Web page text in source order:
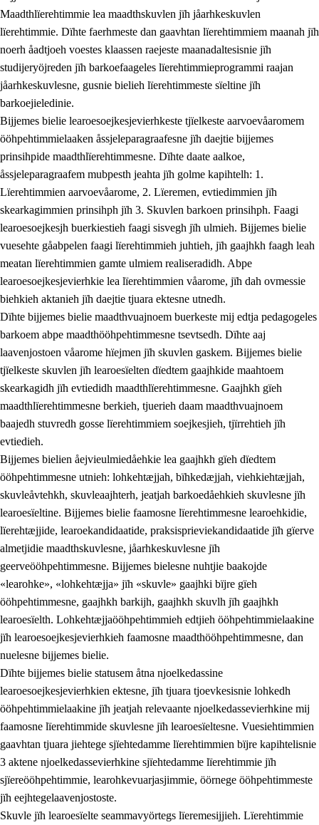
Maadthlïerehtimmie lea maadthskuvlen jïh jåarhkeskuvlen
lïerehtimmie. Dïhte faerhmeste dan gaavhtan lïerehtimmiem maanah jïh
noerh åadtjoeh voestes klaassen raejeste maanadaltesisnie jïh
studijeryöjreden jïh barkoefaageles lïerehtimmieprogrammi raajan
jåarhkeskuvlesne, gusnie bielieh lïerehtimmeste sïeltine jïh
barkoejieledinie.
Bijjemes bielie learoesoejkesjevierhkeste tjïelkeste aarvoevåaromem
ööhpehtimmielaaken åssjeleparagraafesne jïh daejtie bijjemes
prinsihpide maadthlïerehtimmesne. Dïhte daate aalkoe,
åssjeleparagraafem mubpesth jeahta jïh golme kapihtelh: 1.
Lïerehtimmien aarvoevåarome, 2. Lïeremen, evtiedimmien jïh
skearkagimmien prinsihph jïh 3. Skuvlen barkoen prinsihph. Faagi
learoesoejkesjh buerkiestieh faagi sisvegh jïh ulmieh. Bijjemes bielie
vuesehte gåabpelen faagi lïerehtimmieh juhtieh, jïh gaajhkh faagh leah
meatan lïerehtimmien gamte ulmiem realiseradidh. Abpe
learoesoejkesjevierhkie lea lïerehtimmien våarome, jïh dah ovmessie
biehkieh aktanieh jïh daejtie tjuara ektesne utnedh.
Dïhte bijjemes bielie maadthvuajnoem buerkeste mij edtja pedagogeles
barkoem abpe maadthööhpehtimmesne tsevtsedh. Dïhte aaj
laavenjostoen våarome hïejmen jïh skuvlen gaskem. Bijjemes bielie
tjïelkeste skuvlen jïh learoesïelten dïedtem gaajhkide maahtoem
skearkagidh jïh evtiedidh maadthlïerehtimmesne. Gaajhkh gïeh
maadthlïerehtimmesne berkieh, tjuerieh daam maadthvuajnoem
baajedh stuvredh gosse lïerehtimmiem soejkesjieh, tjïrrehtieh jïh
evtiedieh.
Bijjemes bielien åejvieulmiedåehkie lea gaajhkh gïeh dïedtem
ööhpehtimmesne utnieh: lohkehtæjjah, bïhkedæjjah, viehkiehtæjjah,
skuvleåvtehkh, skuvleaajhterh, jeatjah barkoedåehkieh skuvlesne jïh
learoesïeltine. Bijjemes bielie faamosne lïerehtimmesne learoehkidie,
lïerehtæjjide, learoekandidaatide, praksisprieviekandidaatide jïh gïerve
almetjidie maadthskuvlesne, jåarhkeskuvlesne jïh
geerveööhpehtimmesne. Bijjemes bielesne nuhtjie baakojde
«learohke», «lohkehtæjja» jïh «skuvle» gaajhki bïjre gïeh
ööhpehtimmesne, gaajhkh barkijh, gaajhkh skuvlh jïh gaajhkh
learoesïelth. Lohkehtæjjaööhpehtimmieh edtjieh ööhpehtimmielaakine
jïh learoesoejkesjevierhkieh faamosne maadthööhpehtimmesne, dan
nuelesne bijjemes bielie.
Dïhte bijjemes bielie statusem åtna njoelkedassine
learoesoejkesjevierhkien ektesne, jïh tjuara tjoevkesisnie lohkedh
ööhpehtimmielaakine jïh jeatjah relevaante njoelkedassevierhkine mij
faamosne lïerehtimmide skuvlesne jïh learoesïeltesne. Vuesiehtimmien
gaavhtan tjuara jiehtege sjïehtedamme lïerehtimmien bïjre kapihtelisnie
3 aktene njoelkedassevierhkine sjïehtedamme lïerehtimmie jïh
sjïereööhpehtimmie, learohkevuarjasjimmie, öörnege ööhpehtimmeste
jïh eejhtegelaavenjostoste.
Skuvle jïh learoesïelte seammavyörtegs lïeremesijjieh. Lïerehtimmie